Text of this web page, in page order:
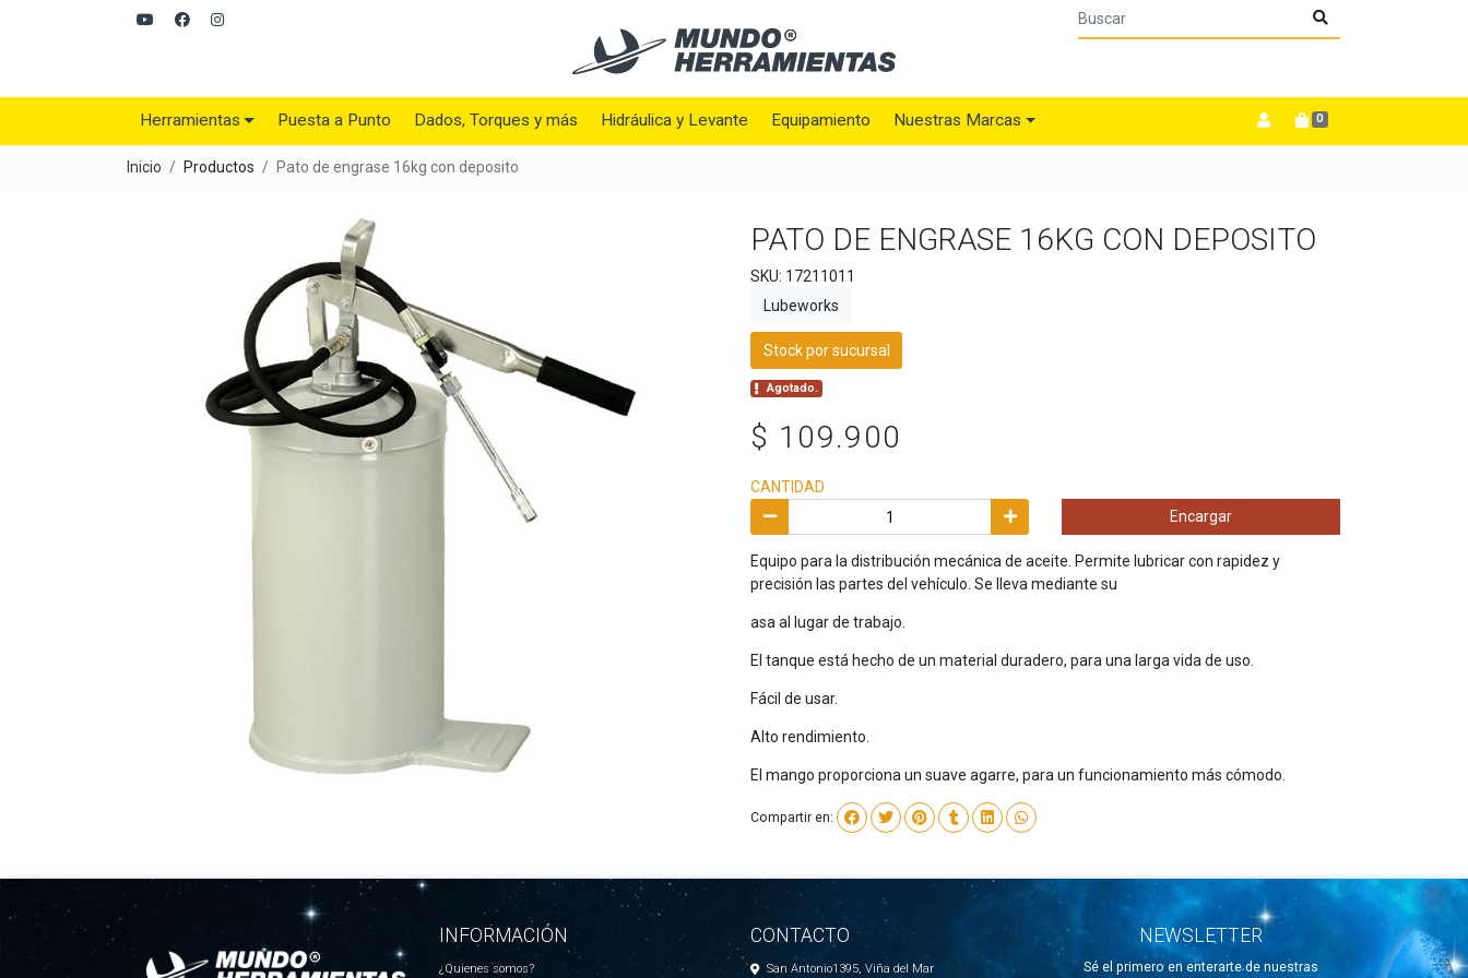
Herramientas Puesta a Punto Dados, Torques y más Hidráulica y Levante Equipamiento Nuestras Marcas 0
Inicio Productos Pato de engrase 16kg con deposito
PATO DE ENGRASE 16KG CON DEPOSITO
SKU: 17211011
Lubeworks
Stock por sucursal
Agotado.
$ 109.900
CANTIDAD
Encargar
Equipo para la distribución mecánica de aceite. Permite lubricar con rapidez y
precisión las partes del vehículo. Se lleva mediante su
asa al lugar de trabajo.
El tanque está hecho de un material duradero, para una larga vida de uso.
Fácil de usar.
Alto rendimiento.
El mango proporciona un suave agarre, para un funcionamiento más cómodo.
Compartir en:
INFORMACIÓN
¿Quienes somos?
CONTACTO
San Antonio1395, Viña del Mar
NEWSLETTER
Sé el primero en enterarte de nuestras